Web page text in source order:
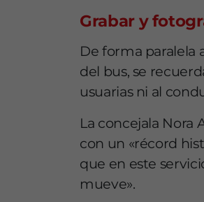
Grabar y
De forma paralela
del bus, se
usuarias ni al
La concejala Nora
con un «récord
que en este
mueve».